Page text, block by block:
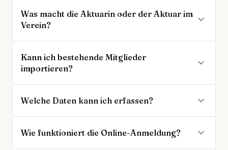
Was macht die Aktuarin oder der Aktuar im
Verein?
Kann ich bestehende Mitglieder
importieren?
Welche Daten kann ich erfassen?
Wie funktioniert die Online-Anmeldung?